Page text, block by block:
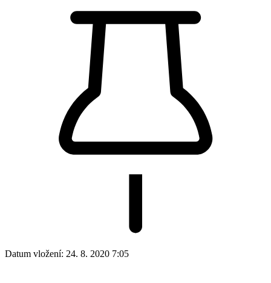
Datum vložení: 24. 8. 2020 7:05